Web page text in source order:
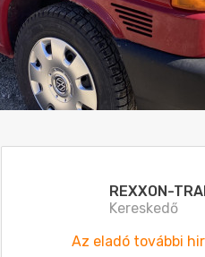
REXXON-
Kereskedő
Az eladó további